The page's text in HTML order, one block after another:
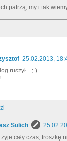
patrzą, my i tak
25.02.2013,
ruszył... ;-)
Sulich
żyje cały czas, troszkę